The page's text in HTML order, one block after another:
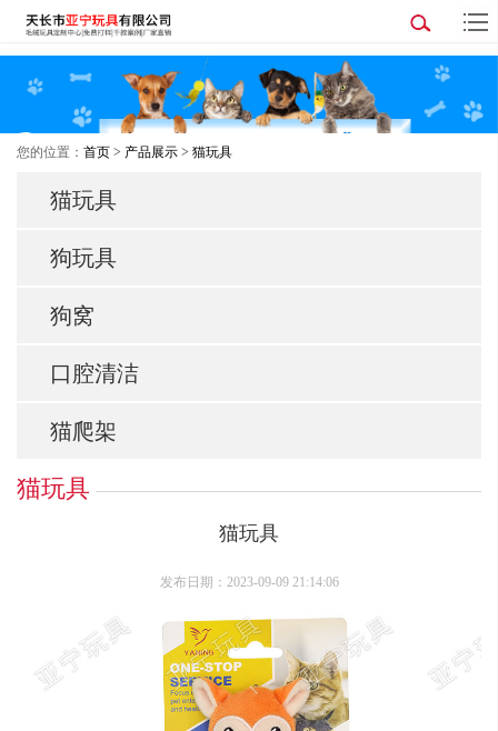
您的位置： 首页 > 产品展示 > 猫玩具
猫玩具
狗玩具
狗窝
口腔清洁
猫爬架
猫玩具
猫玩具
发布日期：2023-09-09 21:14:06